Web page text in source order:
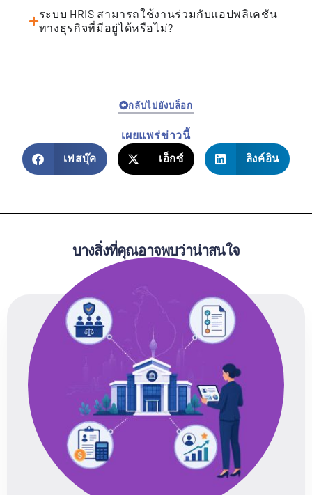
ระบบ HRIS สามารถใช้งานร่วมกับแอปพลิเคชัน
ทางธุรกิจที่มีอยู่ได้หรือไม่?
กลับไปยังบล็อก
เผยแพร่ข่าวนี้
เฟสบุ๊ค เอ็กซ์ ลิงค์อิน
บางสิ่งที่คุณอาจพบว่าน่าสนใจ